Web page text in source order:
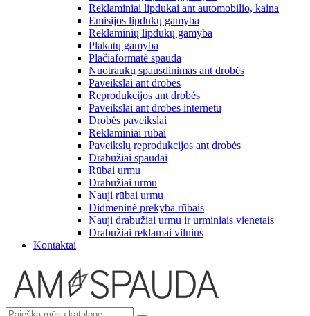
Reklaminiai lipdukai ant automobilio, kaina
Emisijos lipdukų gamyba
Reklaminių lipdukų gamyba
Plakatų gamyba
Plačiaformatė spauda
Nuotraukų spausdinimas ant drobės
Paveikslai ant drobės
Reprodukcijos ant drobės
Paveikslai ant drobės internetu
Drobės paveikslai
Reklaminiai rūbai
Paveikslų reprodukcijos ant drobės
Drabužiai spaudai
Rūbai urmu
Drabužiai urmu
Nauji rūbai urmu
Didmeninė prekyba rūbais
Nauji drabužiai urmu ir urminiais vienetais
Drabužiai reklamai vilnius
Kontaktai